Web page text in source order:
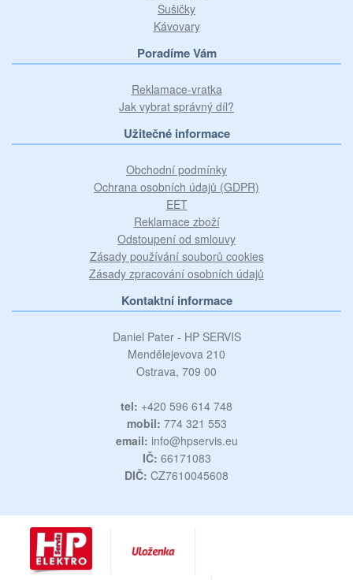
Sušičky
Kávovary
Poradíme Vám
Reklamace-vratka
Jak vybrat správný díl?
Užitečné informace
Obchodní podmínky
Ochrana osobních údajů (GDPR)
EET
Reklamace zboží
Odstoupení od smlouvy
Zásady používání souborů cookies
Zásady zpracování osobních údajů
Kontaktní informace
Daniel Pater - HP SERVIS
Mendělejevova 210
Ostrava, 709 00
tel: +420 596 614 748
mobil: 774 321 553
email: info@hpservis.eu
IČ: 66171083
DIČ: CZ7610045608